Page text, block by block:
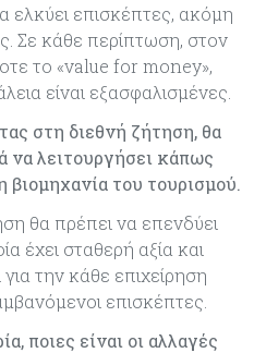
ελκύει επισκέπτες, ακόμη
Σε κάθε περίπτωση, στον
το «value for money»,
είναι εξασφαλισμένες.
στη διεθνή ζήτηση, θα
να λειτουργήσει κάπως
βιομηχανία του τουρισμού.
θα πρέπει να επενδύει
έχει σταθερή αξία και
την κάθε επιχείρηση
επισκέπτες.
ποιες είναι οι αλλαγές